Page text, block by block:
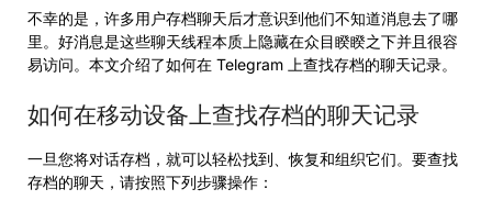
不幸的是，许多用户存档聊天后才意识到他们不知道消息去了哪
里。好消息是这些聊天线程本质上隐藏在众目睽睽之下并且很容
易访问。本文介绍了如何在 Telegram 上查找存档的聊天记录。
如何在移动设备上查找存档的聊天记录
一旦您将对话存档，就可以轻松找到、恢复和组织它们。要查找
存档的聊天，请按照下列步骤操作：